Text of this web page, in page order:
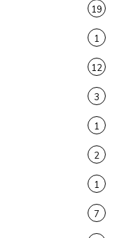
19
1
12
3
1
2
1
7